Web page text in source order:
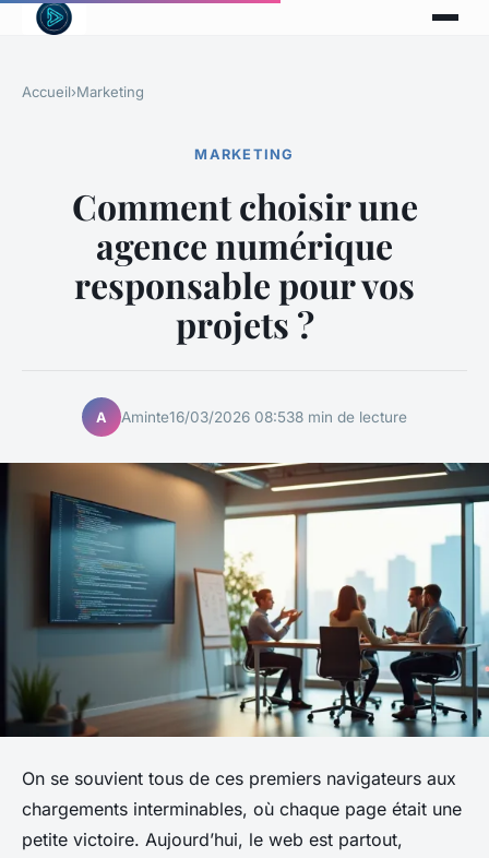
Accueil›Marketing
MARKETING
Comment choisir une
agence numérique
responsable pour vos
projets ?
A Aminte16/03/2026 08:538 min de lecture
On se souvient tous de ces premiers navigateurs aux
chargements interminables, où chaque page était une
petite victoire. Aujourd’hui, le web est partout,